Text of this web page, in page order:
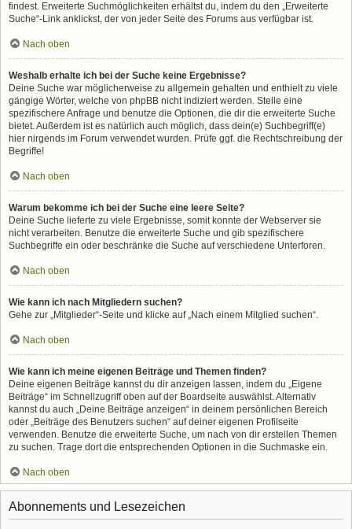
findest. Erweiterte Suchmöglichkeiten erhältst du, indem du den „Erweiterte
Suche“-Link anklickst, der von jeder Seite des Forums aus verfügbar ist.
Nach oben
Weshalb erhalte ich bei der Suche keine Ergebnisse?
Deine Suche war möglicherweise zu allgemein gehalten und enthielt zu viele
gängige Wörter, welche von phpBB nicht indiziert werden. Stelle eine
spezifischere Anfrage und benutze die Optionen, die dir die erweiterte Suche
bietet. Außerdem ist es natürlich auch möglich, dass dein(e) Suchbegriff(e)
hier nirgends im Forum verwendet wurden. Prüfe ggf. die Rechtschreibung der
Begriffe!
Nach oben
Warum bekomme ich bei der Suche eine leere Seite?
Deine Suche lieferte zu viele Ergebnisse, somit konnte der Webserver sie
nicht verarbeiten. Benutze die erweiterte Suche und gib spezifischere
Suchbegriffe ein oder beschränke die Suche auf verschiedene Unterforen.
Nach oben
Wie kann ich nach Mitgliedern suchen?
Gehe zur „Mitglieder“-Seite und klicke auf „Nach einem Mitglied suchen“.
Nach oben
Wie kann ich meine eigenen Beiträge und Themen finden?
Deine eigenen Beiträge kannst du dir anzeigen lassen, indem du „Eigene
Beiträge“ im Schnellzugriff oben auf der Boardseite auswählst. Alternativ
kannst du auch „Deine Beiträge anzeigen“ in deinem persönlichen Bereich
oder „Beiträge des Benutzers suchen“ auf deiner eigenen Profilseite
verwenden. Benutze die erweiterte Suche, um nach von dir erstellen Themen
zu suchen. Trage dort die entsprechenden Optionen in die Suchmaske ein.
Nach oben
Abonnements und Lesezeichen